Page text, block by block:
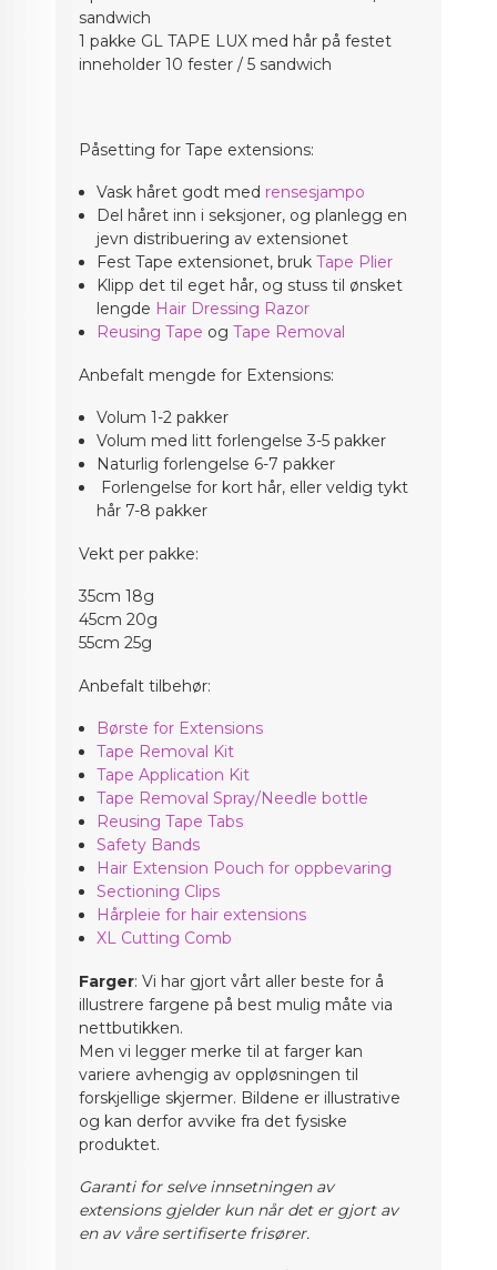
sandwich
1 pakke GL TAPE LUX med hår på festet
inneholder 10 fester / 5 sandwich
Påsetting for Tape extensions:
Vask håret godt med rensesjampo
Del håret inn i seksjoner, og planlegg en
jevn distribuering av extensionet
Fest Tape extensionet, bruk Tape Plier
Klipp det til eget hår, og stuss til ønsket
lengde Hair Dressing Razor
Reusing Tape og Tape Removal
Anbefalt mengde for Extensions:
Volum 1-2 pakker
Volum med litt forlengelse 3-5 pakker
Naturlig forlengelse 6-7 pakker
Forlengelse for kort hår, eller veldig tykt
hår 7-8 pakker
Vekt per pakke:
35cm 18g
45cm 20g
55cm 25g
Anbefalt tilbehør:
Børste for Extensions
Tape Removal Kit
Tape Application Kit
Tape Removal Spray/Needle bottle
Reusing Tape Tabs
Safety Bands
Hair Extension Pouch for oppbevaring
Sectioning Clips
Hårpleie for hair extensions
XL Cutting Comb
Farger: Vi har gjort vårt aller beste for å
illustrere fargene på best mulig måte via
nettbutikken.
Men vi legger merke til at farger kan
variere avhengig av oppløsningen til
forskjellige skjermer. Bildene er illustrative
og kan derfor avvike fra det fysiske
produktet.
Garanti for selve innsetningen av
extensions gjelder kun når det er gjort av
en av våre sertifiserte frisører.